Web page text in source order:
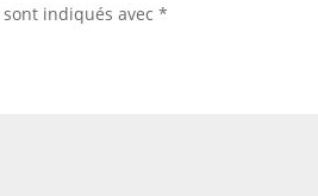
sont indiqués avec*